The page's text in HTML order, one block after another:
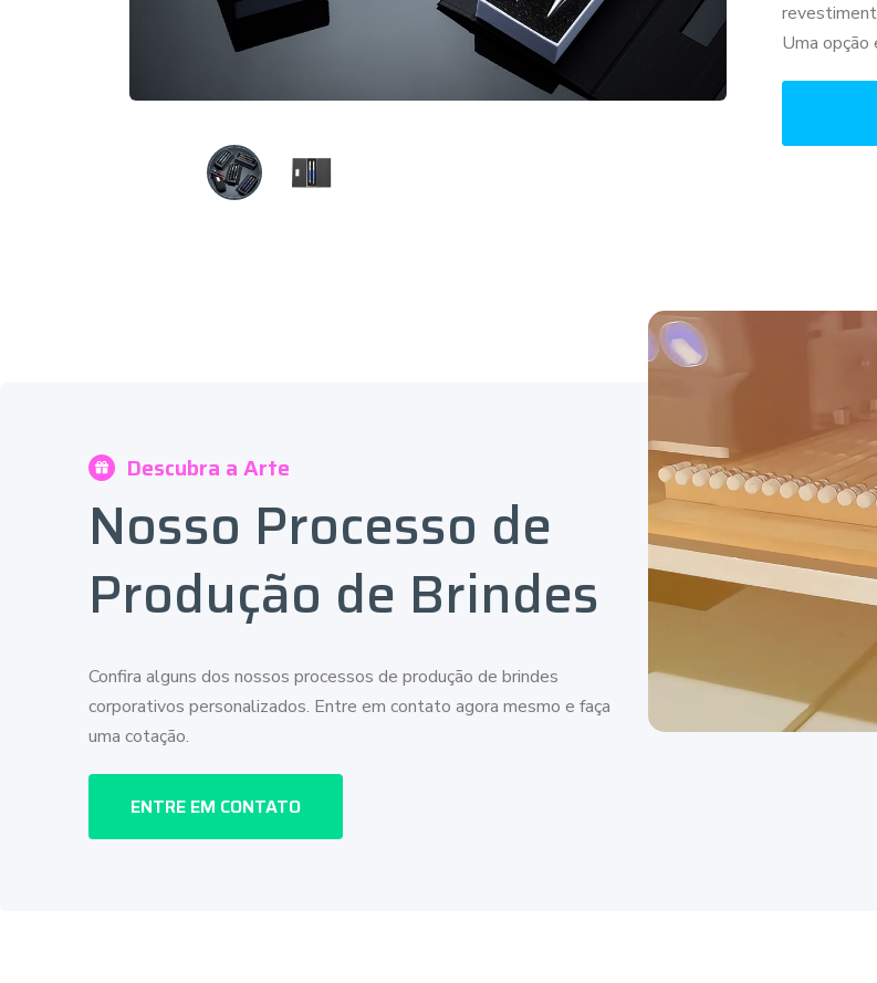
Uma
Descubra a Arte
Nosso Processo de
Produção de Brindes
Confira alguns dos nossos processos de produção de brindes
corporativos personalizados. Entre em contato agora mesmo e faça
uma cotação.
ENTRE EM CONTATO